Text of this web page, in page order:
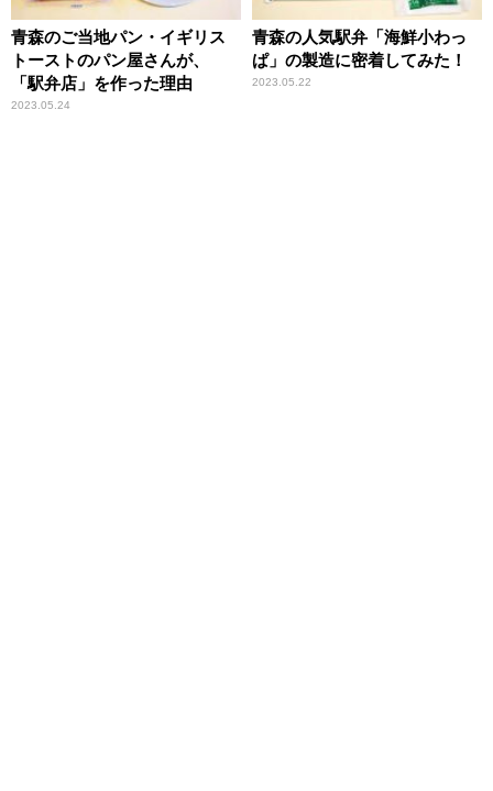
青森のご当地パン・イギリス
トーストのパン屋さんが、
「駅弁店」を作った理由
2023.05.24
青森の人気駅弁「海鮮小わっ
ぱ」の製造に密着してみた！
2023.05.22